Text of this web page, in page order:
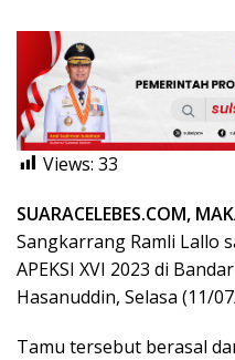
Views: 33
SUARACELEBES.COM,
Sangkarrang Ramli Lallo
APEKSI XVI 2023 di
Hasanuddin, Selasa (11/
Tamu tersebut berasal